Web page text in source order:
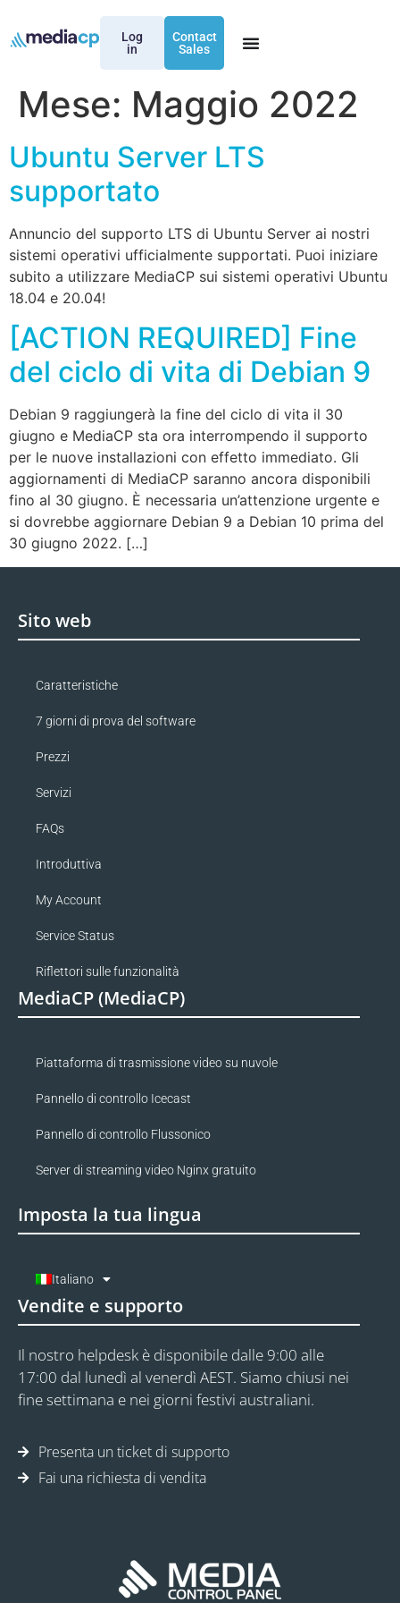
Log
in
Contact
Sales
Mese: Maggio 2022
Ubuntu Server LTS
supportato
Annuncio del supporto LTS di Ubuntu Server ai nostri
sistemi operativi ufficialmente supportati. Puoi iniziare
subito a utilizzare MediaCP sui sistemi operativi Ubuntu
18.04 e 20.04!
[ACTION REQUIRED] Fine
del ciclo di vita di Debian 9
Debian 9 raggiungerà la fine del ciclo di vita il 30
giugno e MediaCP sta ora interrompendo il supporto
per le nuove installazioni con effetto immediato. Gli
aggiornamenti di MediaCP saranno ancora disponibili
fino al 30 giugno. È necessaria un’attenzione urgente e
si dovrebbe aggiornare Debian 9 a Debian 10 prima del
30 giugno 2022. […]
Sito web
Caratteristiche
7 giorni di prova del software
Prezzi
Servizi
FAQs
Introduttiva
My Account
Service Status
Riflettori sulle funzionalità
MediaCP (MediaCP)
Piattaforma di trasmissione video su nuvole
Pannello di controllo Icecast
Pannello di controllo Flussonico
Server di streaming video Nginx gratuito
Imposta la tua lingua
Italiano
Vendite e supporto
Il nostro helpdesk è disponibile dalle 9:00 alle
17:00 dal lunedì al venerdì AEST. Siamo chiusi nei
fine settimana e nei giorni festivi australiani.
Presenta un ticket di supporto
Fai una richiesta di vendita